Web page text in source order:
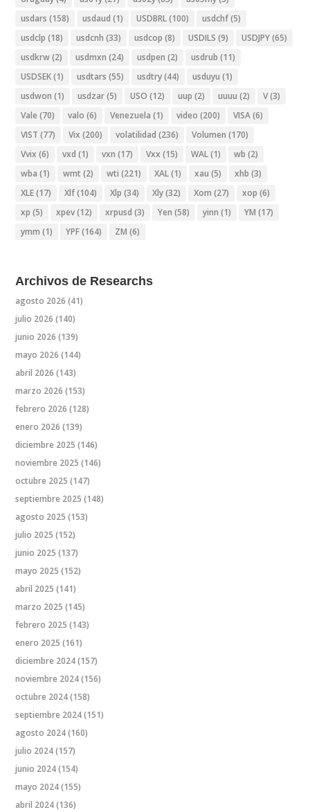
usdars (158) usdaud (1) USDBRL(100) usdchf(5)
usdclp (18) usdcnh (33) usdcop (8) USDILS (9) USDJPY(65)
usdkrw(2) usdmxn (24) usdpen (2) usdrub (11)
USDSEK(1) usdtars (55) usdtry(44) usduyu (1)
usdwon (1) usdzar(5) USO (12) uup (2) uuuu (2) V(3)
Vale (70) valo (6) Venezuela (1) video (200) VISA(6)
VIST (77) Vix (200) volatilidad (236) Volumen (170)
Vvix (6) vxd (1) vxn (17) Vxx (15) WAL(1) wb (2)
wba (1) wmt (2) wti (221) XAL(1) xau (5) xhb (3)
XLE(17) Xlf(104) Xlp (34) Xly(32) Xom (27) xop (6)
xp (5) xpev(12) xrpusd (3) Yen (58) yinn (1) YM (17)
ymm (1) YPF(164) ZM (6)
Archivos de Researchs
agosto 2026 (41)
julio 2026 (140)
junio 2026 (139)
mayo 2026 (144)
abril 2026 (143)
marzo 2026 (153)
febrero 2026 (128)
enero 2026 (139)
diciembre 2025 (146)
noviembre 2025 (146)
octubre 2025 (147)
septiembre 2025 (148)
agosto 2025 (153)
julio 2025 (152)
junio 2025 (137)
mayo 2025 (152)
abril 2025 (141)
marzo 2025 (145)
febrero 2025 (143)
enero 2025 (161)
diciembre 2024(157)
noviembre 2024(156)
octubre 2024(158)
septiembre 2024(151)
agosto 2024(160)
julio 2024(157)
junio 2024(154)
mayo 2024(155)
abril 2024(136)